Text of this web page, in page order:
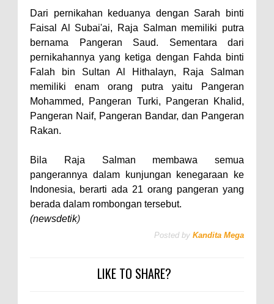
Dari pernikahan keduanya dengan Sarah binti
Faisal Al Subai'ai, Raja Salman memiliki putra
bernama Pangeran Saud. Sementara dari
pernikahannya yang ketiga dengan Fahda binti
Falah bin Sultan Al Hithalayn, Raja Salman
memiliki enam orang putra yaitu Pangeran
Mohammed, Pangeran Turki, Pangeran Khalid,
Pangeran Naif, Pangeran Bandar, dan Pangeran
Rakan.
Bila Raja Salman membawa semua
pangerannya dalam kunjungan kenegaraan ke
Indonesia, berarti ada 21 orang pangeran yang
berada dalam rombongan tersebut.
(newsdetik)
Posted by Kandita Mega
LIKE TO SHARE?